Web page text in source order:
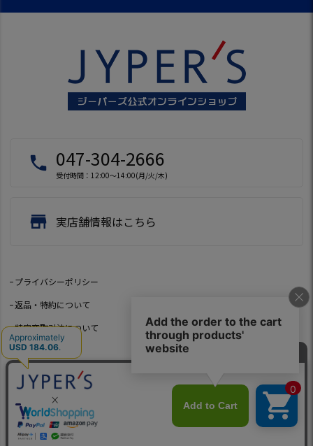
local_phone 047-304-2666
受付時間：12:00～14:00(月/火/木)
store 実店舗情報はこちら
プライバシーポリシー
返品・特約について
特定商取引法について
会社概要
よくあるご質問
お問い合わせ
©2021 Jeep